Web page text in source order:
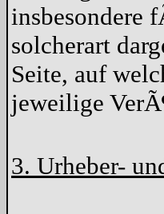
insbesondere
solcherart
Seite, auf
jeweilige
3. Urheber-